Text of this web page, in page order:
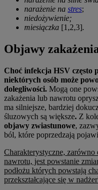
narażenie na stres;
niedożywienie;
miesiączka [1,2,3].
Objawy
Choć infekcja HSV często
niektórych osób może
dolegliwości. Mogą one
zakażenia lub nawrotu
ma silniejsze, bardziej
śluzowych są większe. Z
objawy zwiastunowe,
ból, które poprzedzają
Charakterystyczne,
nawrotu, jest powstanie
podłożu których powstają
przekształcające się w